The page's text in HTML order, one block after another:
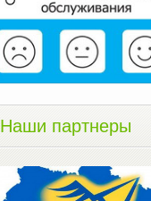
Наши партнеры